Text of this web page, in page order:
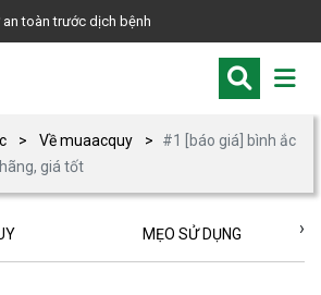
an toàn trước dịch bệnh
Về muaacquy
#1 [báo giá] bình ắc
giá tốt
MẸO SỬ DỤNG ›